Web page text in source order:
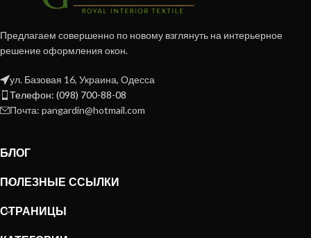
Предлагаем совершенно по новому взглянуть на интерьерное
решение оформления окон.
ул. Базовая 16, Украина, Одесса
Телефон: (098) 700-88-08
Почта: pangardin@hotmail.com
БЛОГ
ПОЛЕЗНЫЕ ССЫЛКИ
СТРАНИЦЫ